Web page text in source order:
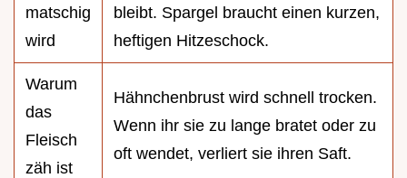
matschig
wird
bleibt. Spargel braucht einen kurzen,
heftigen Hitzeschock.
Warum
das
Fleisch
zäh ist
Hähnchenbrust wird schnell trocken.
Wenn ihr sie zu lange bratet oder zu
oft wendet, verliert sie ihren Saft.